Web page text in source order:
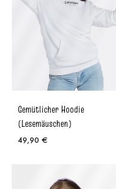
Gemütlicher Hoodie
(Lesemäuschen)
49,90 €